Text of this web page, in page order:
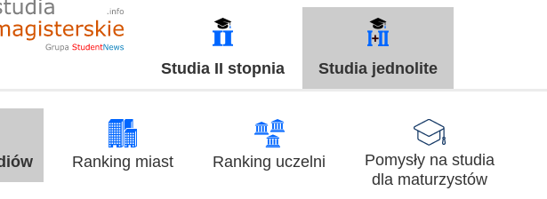
Studia II stopnia Studia jednolite
Ranking miast Ranking uczelni
Pomysły na studia
dla maturzystów